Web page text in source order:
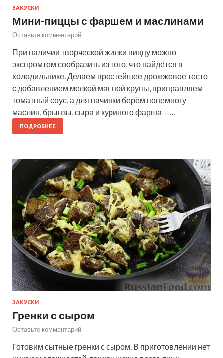
ЗАКУСКИ
Мини-пиццы с фаршем и маслинами
Оставьте комментарий
При наличии творческой жилки пиццу можно
экспромтом сообразить из того, что найдётся в
холодильнике. Делаем простейшее дрожжевое тесто
с добавлением мелкой манной крупы, приправляем
томатный соус, а для начинки берём понемногу
маслин, брынзы, сыра и куриного фарша —…
ПОДРОБНЕЕ
ЗАКУСКИ
Гренки с сыром
Оставьте комментарий
Готовим сытные гренки с сыром. В приготовлении нет